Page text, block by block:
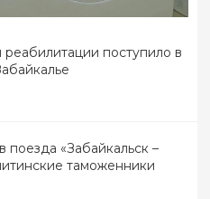
поступило в
поезда «Забайкальск –
таможенники